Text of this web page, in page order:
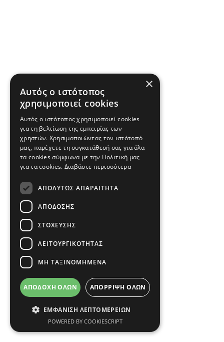
×
Αυτός ο ιστότοπος
χρησιμοποιεί cookies
Αυτός ο ιστότοπος χρησιμοποιεί cookies
για τη βελτίωση της εμπειρίας των
χρηστών. Χρησιμοποιώντας τον ιστότοπό
μας, παρέχετε τη συγκατάθεσή σας για όλα
τα cookies σύμφωνα με την Πολιτική μας
για τα cookies. Διαβάστε περισσότερα
ΑΠΟΛΎΤΩΣ ΑΠΑΡΑΊΤΗΤΑ
ΑΠΌΔΟΣΗΣ
ΣΤΌΧΕΥΣΗΣ
ΛΕΙΤΟΥΡΓΙΚΌΤΗΤΑΣ
ΜΗ ΤΑΞΙΝΟΜΗΜΈΝΑ
ΑΠΟΔΟΧΉ ΌΛΩΝ ΑΠΌΡΡΙΨΗ ΌΛΩΝ
ΕΜΦΆΝΙΣΗ ΛΕΠΤΟΜΕΡΕΙΏΝ
POWERED BY COOKIESCRIPT